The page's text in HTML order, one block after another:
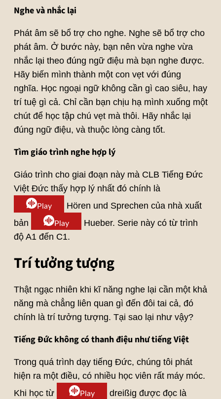
Nghe và nhắc lại
Phát âm sẽ bổ trợ cho nghe. Nghe sẽ bổ trợ cho
phát âm. Ở bước này, bạn nên vừa nghe vừa
nhắc lại theo đúng ngữ điệu mà bạn nghe được.
Hãy biến mình thành một con vẹt với đúng
nghĩa. Học ngoại ngữ không cần gì cao siêu, hay
trí tuệ gì cả. Chỉ cần bạn chịu hạ mình xuống một
chút để học tập chú vẹt mà thôi. Hãy nhắc lại
đúng ngữ điệu, và thuộc lòng càng tốt.
Tìm giáo trình nghe hợp lý
Giáo trình cho giai đoạn này mà CLB Tiếng Đức
Việt Đức thấy hợp lý nhất đó chính là
Play
Hören und Sprechen của nhà xuất
bản
Play
Hueber. Serie này có từ trình
độ A1 đến C1.
Trí tưởng tượng
Thật ngạc nhiên khi kĩ năng nghe lại cần một khả
năng mà chẳng liên quan gì đến đôi tai cả, đó
chính là trí tưởng tượng. Tại sao lại như vậy?
Tiếng Đức không có thanh điệu như tiếng Việt
Trong quá trình dạy tiếng Đức, chúng tôi phát
hiện ra một điều, có nhiều học viên rất máy móc.
Khi học từ
Play
dreißig được đọc là